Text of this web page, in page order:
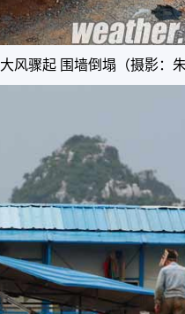
大风骤起 围墙倒塌（摄影：